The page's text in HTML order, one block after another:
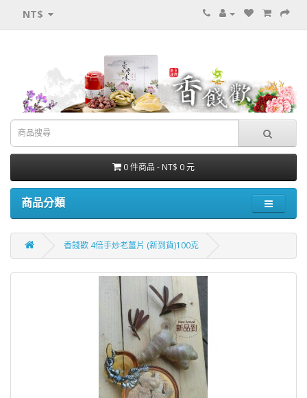
NT$
0 件商品 - NT$ 0 元
商品分類
香餞歡 4倍手炒老薑片 (新到貨)100克